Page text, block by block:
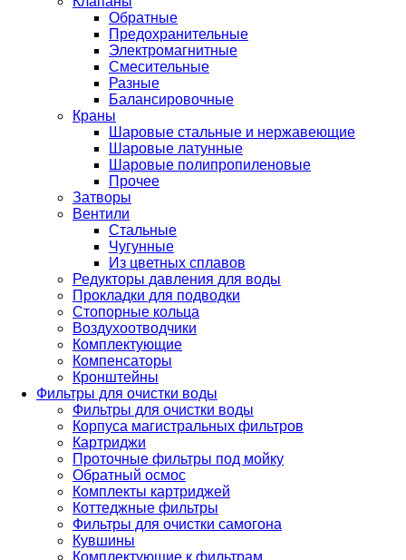
Обратные
Предохранительные
Электромагнитные
Смесительные
Разные
Балансировочные
Краны
Шаровые стальные и нержавеющие
Шаровые латунные
Шаровые полипропиленовые
Прочее
Затворы
Вентили
Стальные
Чугунные
Из цветных сплавов
Редукторы давления для воды
Прокладки для подводки
Стопорные кольца
Воздухоотводчики
Комплектующие
Компенсаторы
Кронштейны
Фильтры для очистки воды
Фильтры для очистки воды
Корпуса магистральных фильтров
Картриджи
Проточные фильтры под мойку
Обратный осмос
Комплекты картриджей
Коттеджные фильтры
Фильтры для очистки самогона
Кувшины